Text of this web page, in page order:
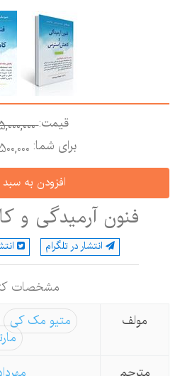
قیمت:5,000,000 ريال
برای شما:4,500,000 ريال
فنون آرمیدگی و
انتشار در تلگرام انتشار
مشخصات كتاب
مولف
متیو مک کی
مارتا